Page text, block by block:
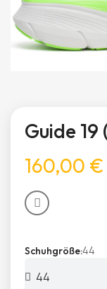
Guide 19
160,00 €
Schuhgröße44